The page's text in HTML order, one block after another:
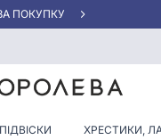
ХРЕСТИКИ,